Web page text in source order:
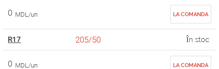
0 MDL/un LA COMANDA
R17 205/50 În stoc
0 MDL/un LA COMANDA